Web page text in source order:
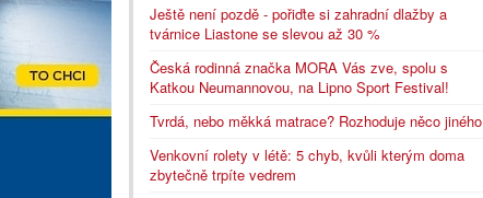
Ještě není pozdě - pořiďte si zahradní dlažby a
tvárnice Liastone se slevou až 30 %
Česká rodinná značka MORA Vás zve, spolu s
Katkou Neumannovou, na Lipno Sport Festival!
Tvrdá, nebo měkká matrace? Rozhoduje něco jiného
Venkovní rolety v létě: 5 chyb, kvůli kterým doma
zbytečně trpíte vedrem